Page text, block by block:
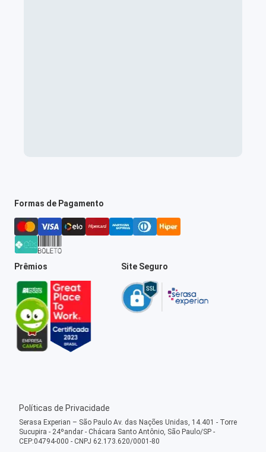
Formas de Pagamento
Prêmios Site Seguro
Políticas de Privacidade
Serasa Experian – São Paulo Av. das Nações Unidas, 14.401 - Torre
Sucupira - 24ºandar - Chácara Santo Antônio, São Paulo/SP -
CEP:04794-000 - CNPJ 62.173.620/0001-80